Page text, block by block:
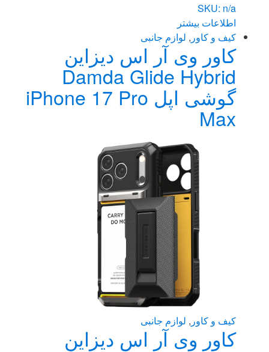
SKU: n/a
اطلاعات بیشتر
کیف و کاور , لوازم جانبی
کاور وی آر اس دیزاین
Damda Glide Hybrid
گوشی اپل iPhone 17 Pro
Max
کیف و کاور , لوازم جانبی
کاور وی آر اس دیزاین